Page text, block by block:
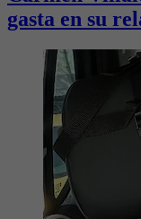
gasta en su